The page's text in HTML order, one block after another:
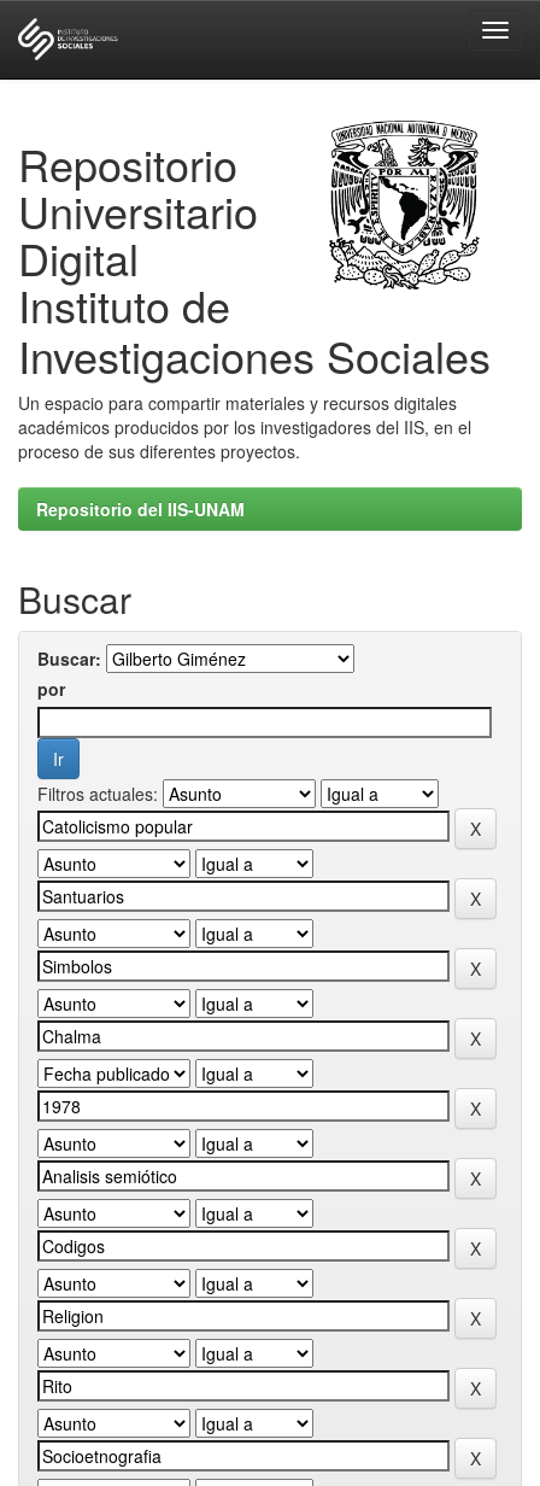
Repositorio
Universitario
Digital
Instituto de
Investigaciones Sociales
Un espacio para compartir materiales y recursos digitales
académicos producidos por los investigadores del IIS, en el
proceso de sus diferentes proyectos.
Repositorio del IIS-UNAM
Buscar
Buscar:
por
Filtros actuales: